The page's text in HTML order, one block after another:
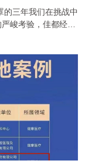
的三年我们在挑战中
峻考验，佳都经营